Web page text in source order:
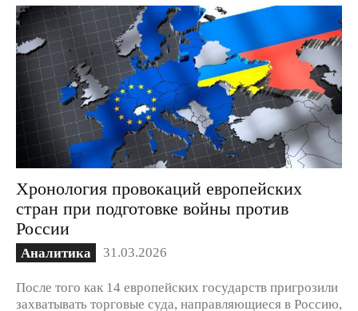
Хронология провокаций европейских
стран при подготовке войны против
России
Аналитика 31.03.2026
После того как 14 европейских государств пригрозили
захватывать торговые суда, направляющиеся в Россию,